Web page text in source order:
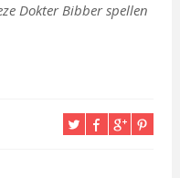
Dokter Bibber spellen